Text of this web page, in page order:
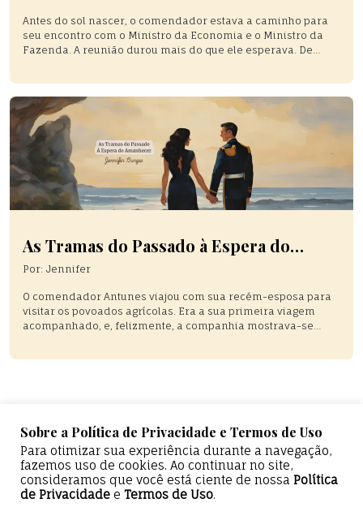
Antes do sol nascer, o comendador estava a caminho para
seu encontro com o Ministro da Economia e o Ministro da
Fazenda. A reunião durou mais do que ele esperava. De
costumava ficar. Observava à […]
As Tramas do Passado à Espera do
Amanhecer Parte 1
Por: Jennifer
O comendador Antunes viajou com sua recém-esposa para
visitar os povoados agrícolas. Era a sua primeira viagem
acompanhado, e, felizmente, a companhia mostrava-se
Sobre a Política de Privacidade e Termos de Uso
Para otimizar sua experiência durante a navegação,
fazemos uso de cookies. Ao continuar no site,
consideramos que você está ciente de nossa Política
de Privacidade e Termos de Uso.